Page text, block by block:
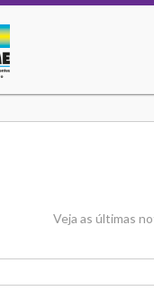
Veja as últimas